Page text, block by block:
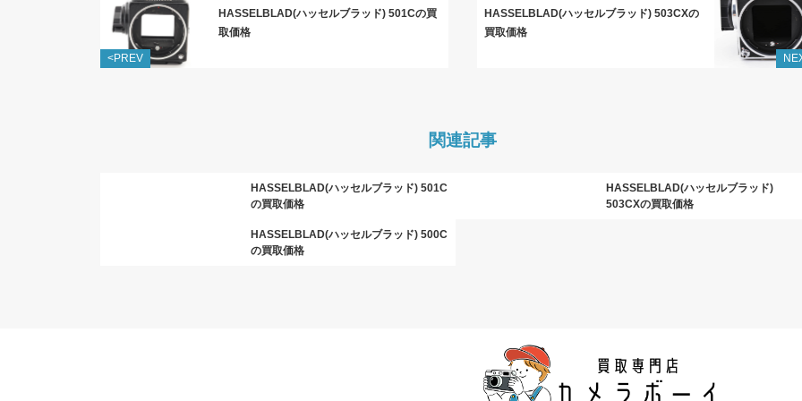
<PREV
HASSELBLAD(ハッセルブラッド) 501Cの買
取価格
HASSELBLAD(ハッセルブラッド) 503CXの
買取価格
関連記事
HASSELBLAD(ハッセルブラッド) 501C
の買取価格
HASSELBLAD(ハッセルブラッド)
503CXの買取価格
HASSELBLAD(ハッセルブラッド) 500C
の買取価格